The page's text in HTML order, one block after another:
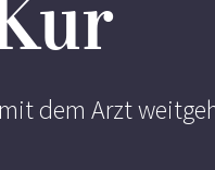
dem Arzt